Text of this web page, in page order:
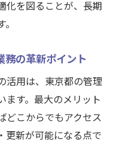
化を図ることが、長期
務の革新ポイント
活用は、東京都の管理
ます。最大のメリット
どこからでもアクセス
更新が可能になる点で